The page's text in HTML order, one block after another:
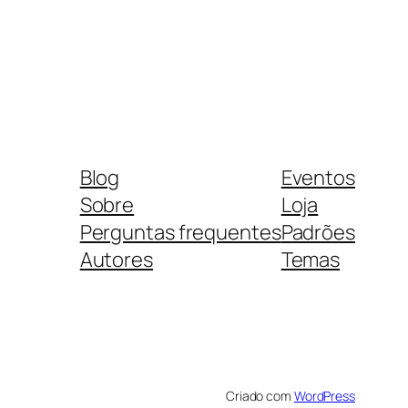
Blog
Sobre
Perguntas frequentes
Autores
Eventos
Loja
Padrões
Temas
Criado com WordPress